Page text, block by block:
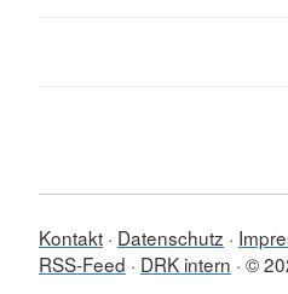
Kontakt Datenschutz
RSS-Feed
DRK intern ©